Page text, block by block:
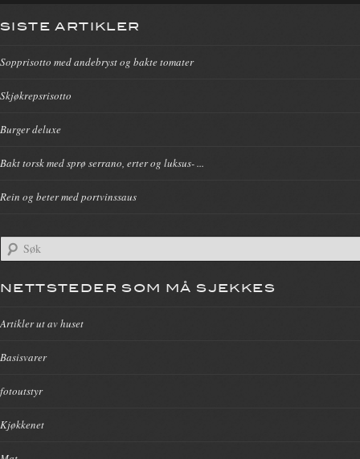
SISTE ARTIKLER
Sopprisotto med andebryst og bakte tomater
Skjøkrepsrisotto
Burger deluxe
Bakt torsk med sprø serrano, erter og luksus- ...
Rein og beter med portvinssaus
NETTSTEDER SOM MÅ SJEKKES
Artikler ut av huset
Basisvarer
fotoutstyr
Kjøkkenet